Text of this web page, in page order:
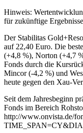
Hinweis:
für zukünftige
Der Stabilitas
auf 22,40 Euro. Die
(+4,8 %), Norton (+4,7
Fonds durch die
Mincor (-4,2 %) und
heute gegen den Xau-
Seit dem Jahresbeginn
Fonds im Bereich
http://www.onvista.de/